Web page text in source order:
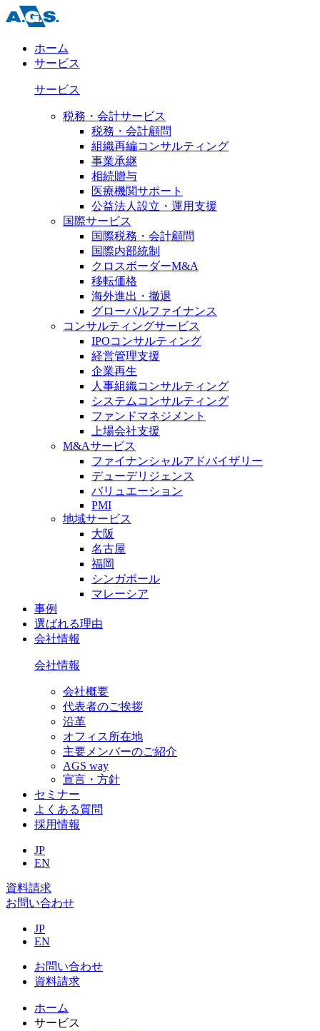
ホーム
サービス
サービス
税務・会計サービス
税務・会計顧問
組織再編コンサルティング
事業承継
相続贈与
医療機関サポート
公益法人設立・運用支援
国際サービス
国際税務・会計顧問
国際内部統制
クロスボーダーM&A
移転価格
海外進出・撤退
グローバルファイナンス
コンサルティングサービス
IPOコンサルティング
経営管理支援
企業再生
人事組織コンサルティング
システムコンサルティング
ファンドマネジメント
上場会社支援
M&Aサービス
ファイナンシャルアドバイザリー
デューデリジェンス
バリュエーション
PMI
地域サービス
大阪
名古屋
福岡
シンガポール
マレーシア
事例
選ばれる理由
会社情報
会社情報
会社概要
代表者のご挨拶
沿革
オフィス所在地
主要メンバーのご紹介
AGS way
宣言・方針
セミナー
よくある質問
採用情報
JP
EN
資料請求
お問い合わせ
JP
EN
お問い合わせ
資料請求
ホーム
サービス